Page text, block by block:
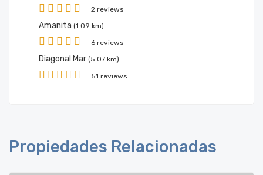
2 reviews
Amanita (1.09 km)
6 reviews
Diagonal Mar (5.07 km)
51 reviews
Propiedades Relacionadas